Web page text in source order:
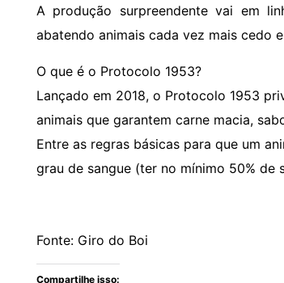
A produção surpreendente vai em
abatendo animais cada vez mais cedo
O que é o Protocolo 1953?
Lançado em 2018, o Protocolo 1953
animais que garantem carne macia,
Entre as regras básicas para que um
grau de sangue (ter no mínimo 50% de
Fonte: Giro do Boi
Compartilhe isso: